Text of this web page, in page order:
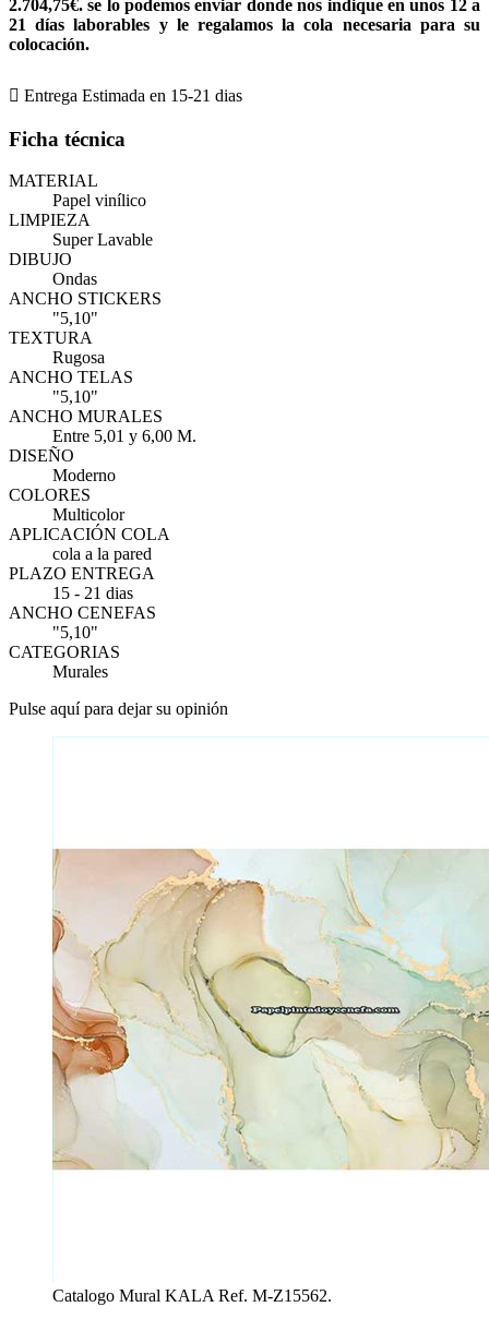
2.704,75€. se lo podemos enviar donde nos indique en unos 12 a
21 días laborables y le regalamos la cola necesaria para su
colocación.
 Entrega Estimada en 15-21 dias
Ficha técnica
MATERIAL
Papel vinílico
LIMPIEZA
Super Lavable
DIBUJO
Ondas
ANCHO STICKERS
"5,10"
TEXTURA
Rugosa
ANCHO TELAS
"5,10"
ANCHO MURALES
Entre 5,01 y 6,00 M.
DISEÑO
Moderno
COLORES
Multicolor
APLICACIÓN COLA
cola a la pared
PLAZO ENTREGA
15 - 21 dias
ANCHO CENEFAS
"5,10"
CATEGORIAS
Murales
Pulse aquí para dejar su opinión
Catalogo Mural KALA Ref. M-Z15562.